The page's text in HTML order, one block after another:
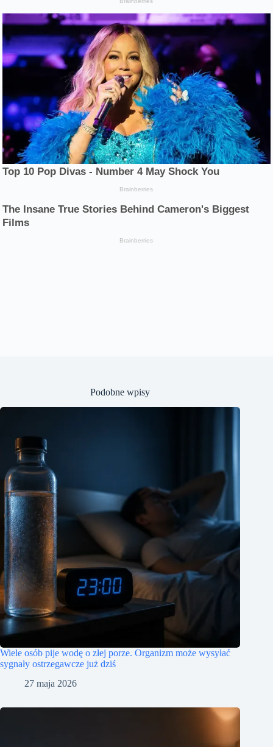
Podobne wpisy
Wiele osób pije wodę o złej porze. Organizm może wysyłać
sygnały ostrzegawcze już dziś
27 maja 2026